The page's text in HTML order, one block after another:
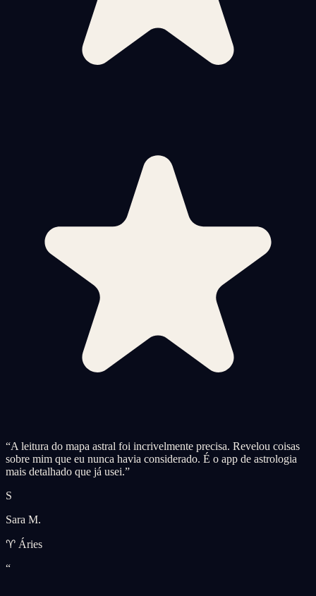
“A leitura do mapa astral foi incrivelmente precisa. Revelou coisas
sobre mim que eu nunca havia considerado. É o app de astrologia
mais detalhado que já usei.”
S
Sara M.
♈ Áries
“